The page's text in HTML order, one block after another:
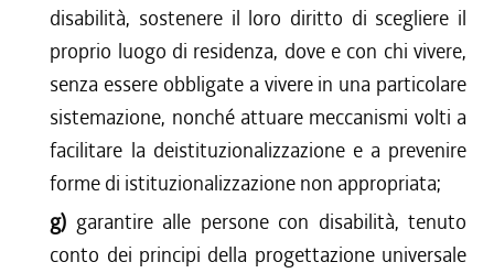
disabilità, sostenere il loro diritto di scegliere il
proprio luogo di residenza, dove e con chi vivere,
senza essere obbligate a vivere in una particolare
sistemazione, nonché attuare meccanismi volti a
facilitare la deistituzionalizzazione e a prevenire
forme di istituzionalizzazione non appropriata;
g) garantire alle persone con disabilità, tenuto
conto dei principi della progettazione universale